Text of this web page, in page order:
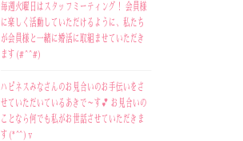
毎週火曜日はスタッフミーティング！ 会員様
に楽しく活動していただけるように、私たち
が会員様と一緒に婚活に取組ませていただき
ます(#^^#)
ハピネスみなさんのお見合いのお手伝いをさ
せていただいているあきで～す💕 お見合いの
ことなら何でも私がお世話させていただきま
す(*^^)v